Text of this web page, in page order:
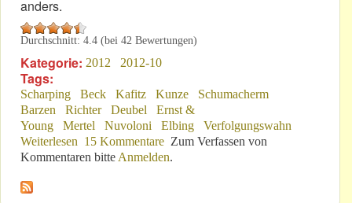
anders.
Durchschnitt: 4.4 (bei 42 Bewertungen)
Kategorie: 2012 2012-10
Tags:
Scharping Beck Kafitz Kunze
Schumacherm
Barzen
Richter Deubel
Ernst &
Young
Mertel Nuvoloni Elbing
Verfolgungswahn
Weiterlesen über Nürburgring-Affäre: Wer sucht nach dem Motiv?
15 Kommentare Zum Verfassen von
Kommentaren bitte Anmelden.